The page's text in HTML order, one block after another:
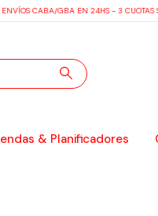
CABA/GBA EN 24HS - 3 CUOTAS
& Planificadores